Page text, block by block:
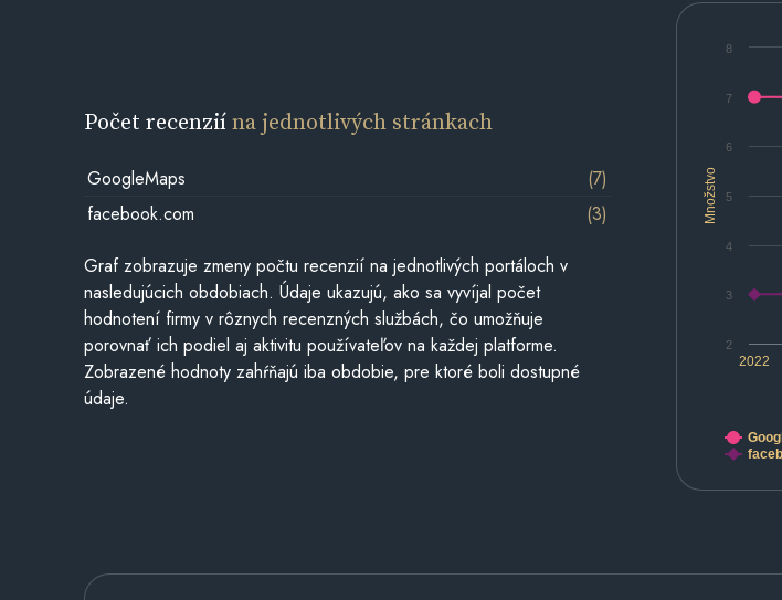
Množstvo
2022
2
3
4
5
6
7
8
Počet recenziína jednotlivých stránkach
GoogleMaps
(7)
facebook.com
(3)
Graf zobrazuje zmeny počtu recenzií na jednotlivých portáloch v
nasledujúcich obdobiach. Údaje ukazujú, ako sa vyvíjal počet
hodnotení firmy v rôznych recenzných službách, čo umožňuje
porovnať ich podiel aj aktivitu používateľov na každej platforme.
Zobrazené hodnoty zahŕňajú iba obdobie, pre ktoré boli dostupné
údaje.